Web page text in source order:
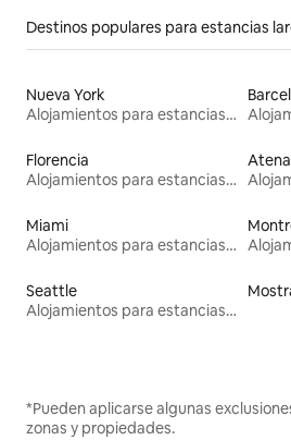
Destinos populares para estancias
Nueva York
Alojamientos para estancias largas
Florencia
Alojamientos para estancias largas
Miami
Alojamientos para estancias largas
Seattle
Alojamientos para estancias largas
*Pueden aplicarse algunas
zonas y propiedades.